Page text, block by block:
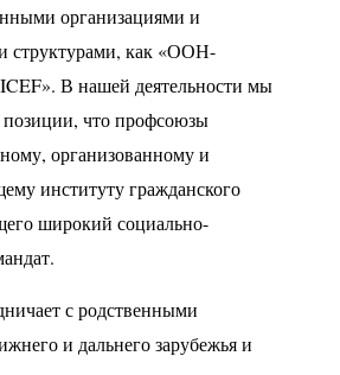
организациями и
структурами, как «ООН-
В нашей деятельности мы
что профсоюзы
организованному и
институту гражданского
широкий социально-
с родственными
и дальнего зарубежья и